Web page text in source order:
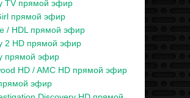
TV прямой эфир
прямой эфир
/ HDL прямой эфир
2 HD прямой эфир
прямой эфир
HD / AMC HD прямой эфир
эфир